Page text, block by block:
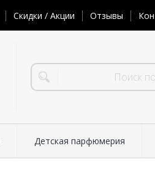
Скидки / Акции Отзывы
Детская парфюмерия